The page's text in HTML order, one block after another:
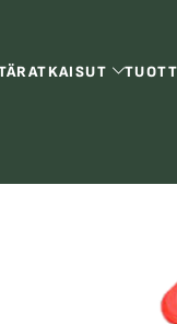
RATKAISUT